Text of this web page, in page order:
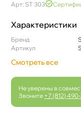
Арт: ST 303
Характеристики
Бренд
Артикул
Смотреть все
Не уверены в
Звоните +7 (812)